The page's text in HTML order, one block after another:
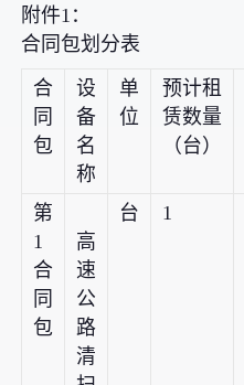
附件1：
合同包划分表
合
同
包
设
备
名
称
单
位
预计租
赁数量
（台）
第
1
合
同
包
高
速
公
路
清
台 1